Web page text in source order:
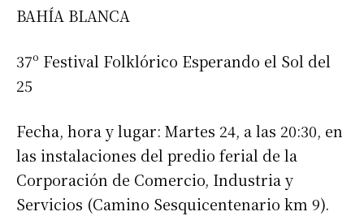
BAHÍA BLANCA
37º Festival Folklórico Esperando el Sol del
25
Fecha, hora y lugar: Martes 24, a las 20:30, en
las instalaciones del predio ferial de la
Corporación de Comercio, Industria y
Servicios (Camino Sesquicentenario km 9).